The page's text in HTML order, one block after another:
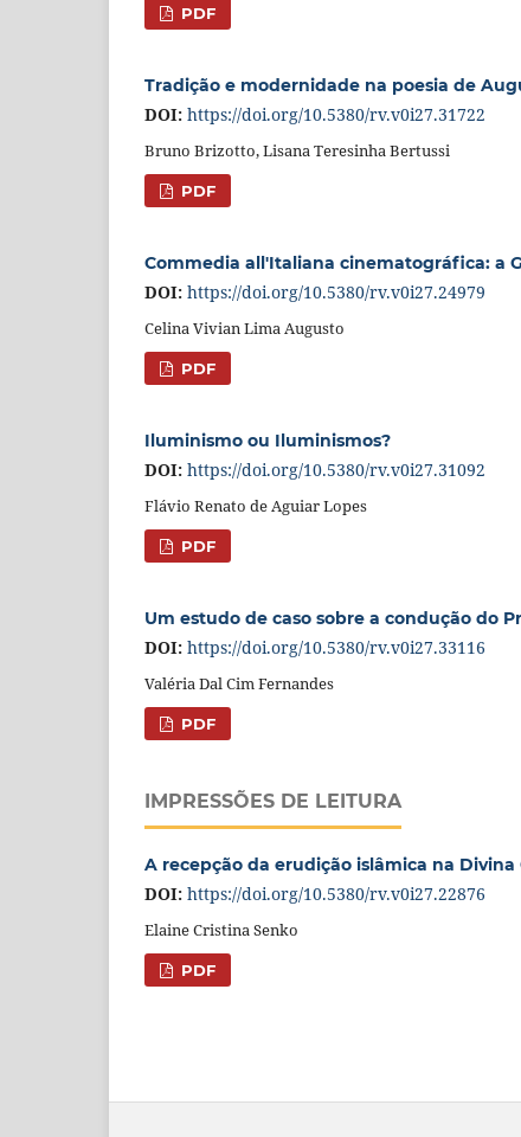
PDF
Tradição e modernidade na poesia de
DOI: https://doi.org/10.5380/rv.v0i27.31722
Bruno Brizotto, Lisana Teresinha Bertussi
PDF
Commedia all'Italiana cinematográfica: a
DOI: https://doi.org/10.5380/rv.v0i27.24979
Celina Vivian Lima Augusto
PDF
Iluminismo ou Iluminismos?
DOI: https://doi.org/10.5380/rv.v0i27.31092
Flávio Renato de Aguiar Lopes
PDF
Um estudo de caso sobre a condução do
DOI: https://doi.org/10.5380/rv.v0i27.33116
Valéria Dal Cim Fernandes
PDF
IMPRESSÕES DE LEITURA
A recepção da erudição islâmica na Divina
DOI: https://doi.org/10.5380/rv.v0i27.22876
Elaine Cristina Senko
PDF